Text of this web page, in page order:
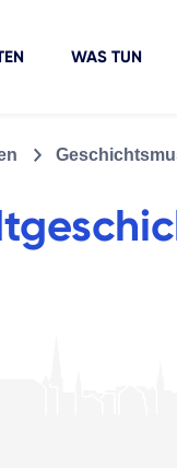
WAS TUN